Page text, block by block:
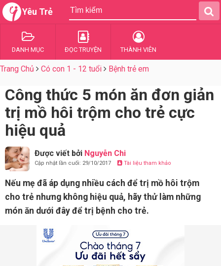
Yêu Trẻ
DANH MỤC ĐỌC TRUYỆN THÀNH VIÊN
Trang Chủ Có con 1 - 12 tuổi Bệnh trẻ em
Công thức 5 món ăn đơn giản
trị mồ hôi trộm cho trẻ cực
hiệu quả
Được viết bởi Nguyễn Chi
Cập nhật lần cuối: 29/10/2017 Tài liệu tham khảo
Nếu mẹ đã áp dụng nhiều cách để trị mồ hôi trộm
cho trẻ nhưng không hiệu quả, hãy thử làm những
món ăn dưới đây để trị bệnh cho trẻ.